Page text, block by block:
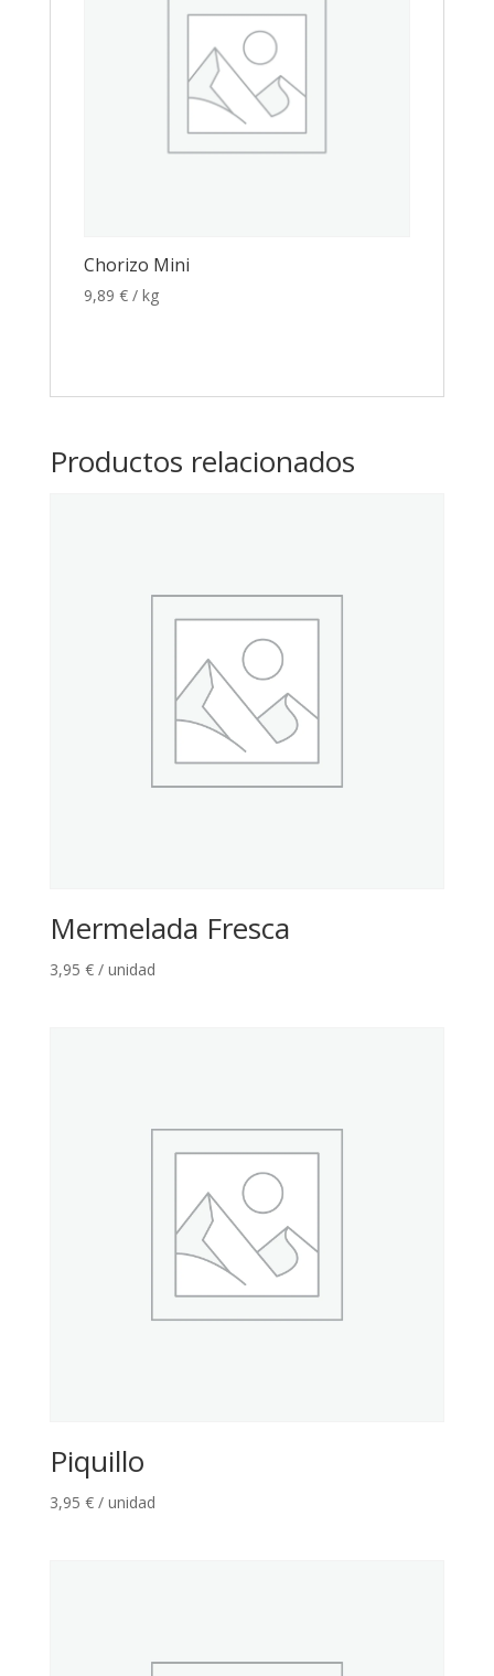
Chorizo Mini
9,89 € / kg
Productos relacionados
Mermelada Fresca
3,95 € / unidad
Piquillo
3,95 € / unidad